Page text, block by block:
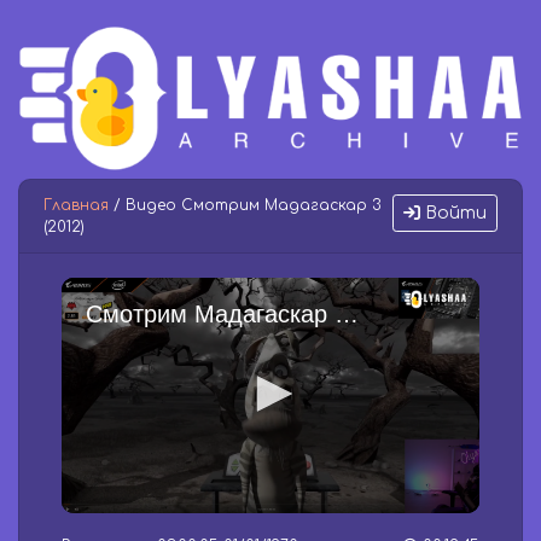
Войти
Главная / Видео Смотрим Мадагаскар 3
(2012)
Смотрим Мадагаскар 3 (2012)